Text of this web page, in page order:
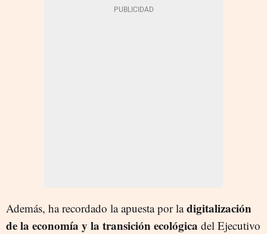
Además, ha recordado la apuesta por ladigitalización
de la economía y la transición ecológica del Ejecutivo